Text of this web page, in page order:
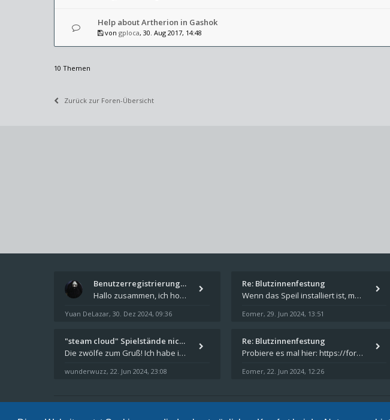
Help about Artherion in Gashok
von gploca, 30. Aug 2017, 14:48
10 Themen
Zurück zur Foren-Übersicht
Benutzerregistrierung für das…
Hallo zusammen, ich hoffe Ihr hattet schöne Feiertage und kommt auch gut ins neue Jahr. Ich schreibe hier kurz zur Infor
Yuan DeLazar, 30. Dez 2024, 09:36
Re: Blutzinnenfestung
Wenn das Speil installiert ist, müsste unter "Dokumente" auf Deinem Rechner ein Verzeichnis "blade of destiny" sein. Dar
Eomer, 29. Jun 2024, 13:51
"steam cloud" Spielstände nic…
Die zwölfe zum Gruß! Ich habe in den letzten Tagen Steam auf meinem Desktop PC mit Windows 11 installiert und über Steam
wunderwuzz, 22. Jun 2024, 23:08
Re: Blutzinnenfestung
Probiere es mal hier: https://forum.schicksalsklinge.com/viewtopic.php?f=239&t=15661
Eomer, 22. Jun 2024, 12:26
Sternenschweif.com Nordlandtrilogie Forum FAQ Datenschutz